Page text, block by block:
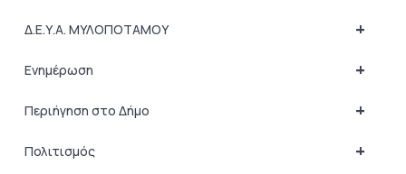
+
Δ.Ε.Υ.Α. ΜΥΛΟΠΟΤΑΜΟΥ
+
Ενημέρωση
+
Περιήγηση στο Δήμο
+
Πολιτισμός